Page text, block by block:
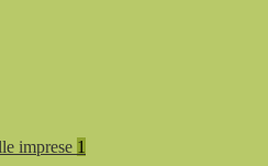
imprese 1